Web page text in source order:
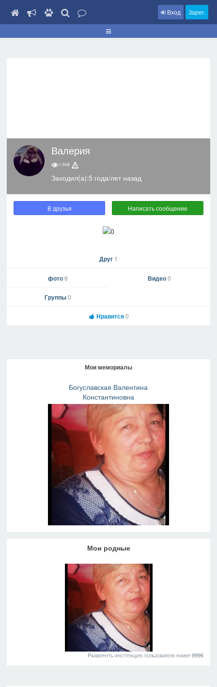
Вход Зарег.
Валерия
1,508
Заходил(а):5 года/лет назад
В друзья Написать сообщение
Друг 1
фото6 Видео0
Группы0
Нравится0
Мои мемориалы
Богуславская Валентина
Константиновна
Мои родные
Развернуть инструкцию пользователя номер 9996